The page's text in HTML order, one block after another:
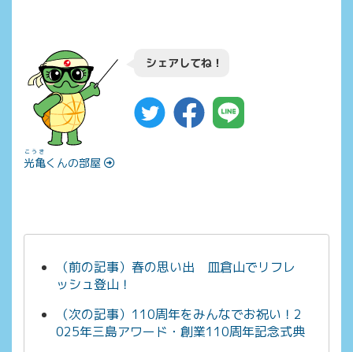
光亀
こうき
くんの部屋
シェアしてね！
（前の記事）春の思い出 皿倉山でリフレ
ッシュ登山！
（次の記事）110周年をみんなでお祝い！2
025年三島アワード・創業110周年記念式典